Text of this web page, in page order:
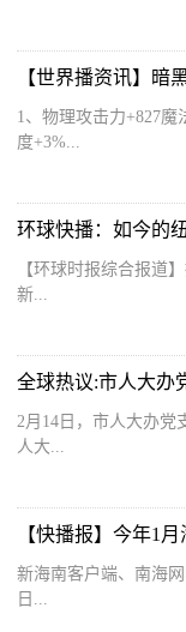
【世界播资讯】暗
1、物理攻击力+827魔
度+3%...
【环球时报综合报道
新...
2月14日，市人大办党
人大...
新海南客户端、南海
日...